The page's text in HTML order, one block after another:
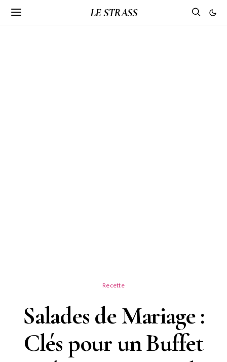
LE STRASS
Recette
Salades de Mariage :
Clés pour un Buffet